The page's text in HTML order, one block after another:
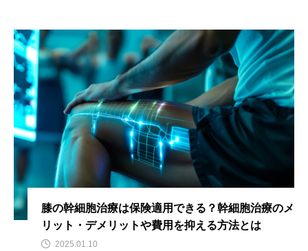
膝の幹細胞治療は保険適用できる？幹細胞治療のメ
リット・デメリットや費用を抑える方法とは
2025.01.10